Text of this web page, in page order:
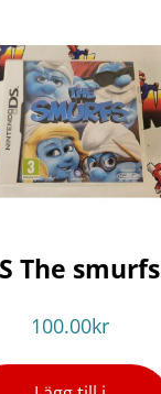
The smurfs
100.00kr